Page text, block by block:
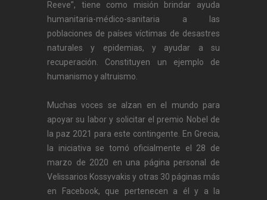
Reeve”, tiene como misión brindar ayuda
humanitaria-médico-sanitaria a las
poblaciones de países víctimas de desastres
naturales y epidemias, y ayudar a su
recuperación. Constituyen un ejemplo de
humanismo y altruismo.
Muchas voces se alzan en el mundo para
apoyar su labor y solicitar el premio Nobel de
la paz 2021 para este contingente. En Grecia,
la iniciativa se tomó oficialmente el 28 de
marzo de 2020 en una página personal de
Velissarios Kossyvakis y otras 30 páginas más
en Facebook, que pertenecen a él y a la